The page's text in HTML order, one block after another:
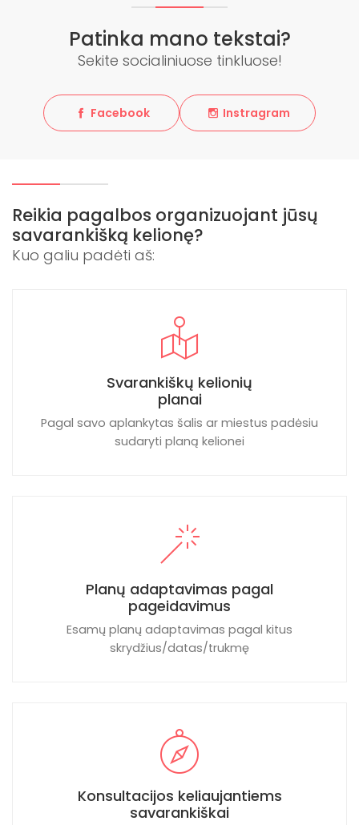
Patinka mano tekstai?
Sekite socialiniuose tinkluose!
Facebook Instragram
Reikia pagalbos organizuojant jūsų
savarankišką kelionę?
Kuo galiu padėti aš:
Svarankiškų kelionių
planai
Pagal savo aplankytas šalis ar miestus padėsiu
sudaryti planą kelionei
Planų adaptavimas pagal
pageidavimus
Esamų planų adaptavimas pagal kitus
skrydžius/datas/trukmę
Konsultacijos keliaujantiems
savarankiškai